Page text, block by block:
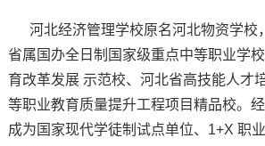
河北经济管理学校原名河北物资学校
省属国办全日制国家级重点中等职业学
育改革发展 示范校、河北省高技能人才
等职业教育质量提升工程项目精品校。
成为国家现代学徒制试点单位、1+X 职